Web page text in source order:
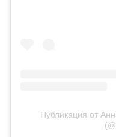
Публикация от